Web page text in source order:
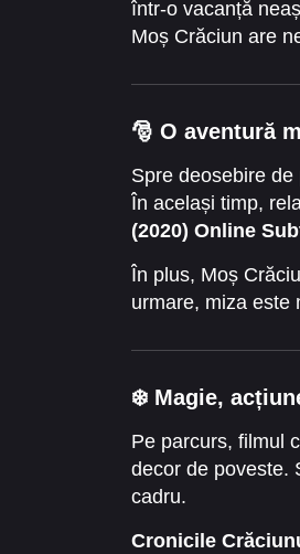
într-o vacanță
Moș Crăciun are
🎅 O aventură
Spre deosebire
În același timp,
(2020) Online
În plus, Moș
urmare, miza este
❄️ Magie,
Pe parcurs, filmul
decor de poveste.
cadru.
Cronicile